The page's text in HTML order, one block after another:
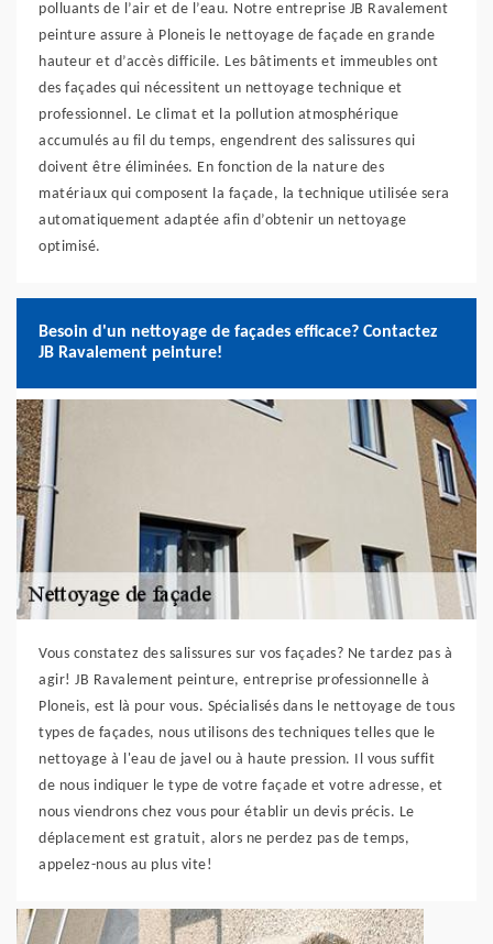
polluants de l’air et de l’eau. Notre entreprise JB Ravalement
peinture assure à Ploneis le nettoyage de façade en grande
hauteur et d’accès difficile. Les bâtiments et immeubles ont
des façades qui nécessitent un nettoyage technique et
professionnel. Le climat et la pollution atmosphérique
accumulés au fil du temps, engendrent des salissures qui
doivent être éliminées. En fonction de la nature des
matériaux qui composent la façade, la technique utilisée sera
automatiquement adaptée afin d’obtenir un nettoyage
optimisé.
Besoin d'un nettoyage de façades efficace? Contactez
JB Ravalement peinture!
Vous constatez des salissures sur vos façades? Ne tardez pas à
agir! JB Ravalement peinture, entreprise professionnelle à
Ploneis, est là pour vous. Spécialisés dans le nettoyage de tous
types de façades, nous utilisons des techniques telles que le
nettoyage à l'eau de javel ou à haute pression. Il vous suffit
de nous indiquer le type de votre façade et votre adresse, et
nous viendrons chez vous pour établir un devis précis. Le
déplacement est gratuit, alors ne perdez pas de temps,
appelez-nous au plus vite!